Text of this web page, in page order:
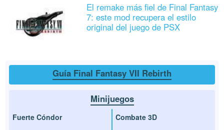
El remake más fiel de Final Fantasy
7: este mod recupera el estilo
original del juego de PSX
Guía Final Fantasy VII Rebirth
Minijuegos
Fuerte Cóndor
Combate 3D